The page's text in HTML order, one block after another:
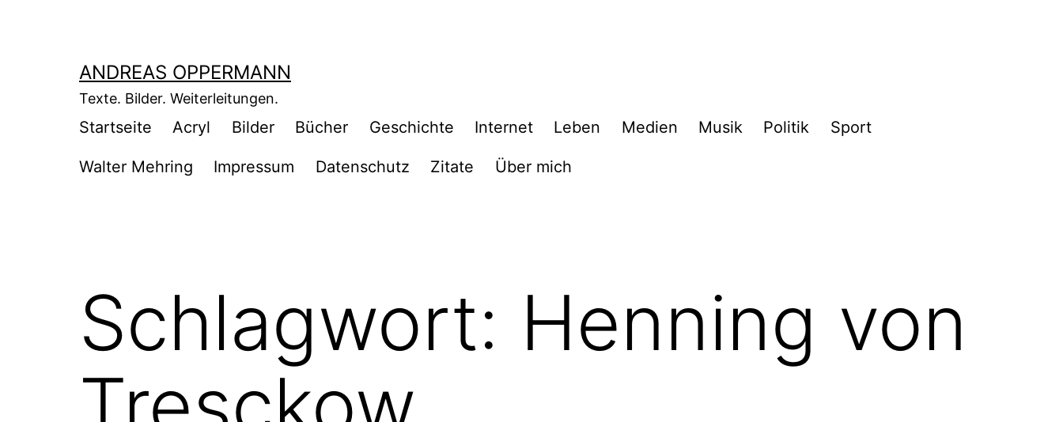
ANDREAS OPPERMANN
Texte. Bilder. Weiterleitungen.
Startseite Acryl Bilder Bücher Geschichte Internet Leben Medien Musik Politik Sport
Walter Mehring Impressum Datenschutz Zitate Über mich
Schlagwort: Henning von